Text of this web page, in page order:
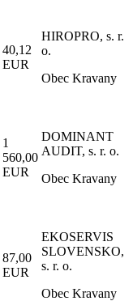
40,12
EUR
HIROPRO, s. r.
o.
Obec Kravany
1
560,00
EUR
DOMINANT
AUDIT, s. r. o.
Obec Kravany
87,00
EUR
EKOSERVIS
SLOVENSKO,
s. r. o.
Obec Kravany